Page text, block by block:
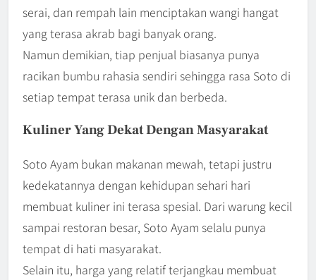
serai, dan rempah lain menciptakan wangi hangat
yang terasa akrab bagi banyak orang.
Namun demikian, tiap penjual biasanya punya
racikan bumbu rahasia sendiri sehingga rasa Soto di
setiap tempat terasa unik dan berbeda.
Kuliner Yang Dekat Dengan Masyarakat
Soto Ayam bukan makanan mewah, tetapi justru
kedekatannya dengan kehidupan sehari hari
membuat kuliner ini terasa spesial. Dari warung kecil
sampai restoran besar, Soto Ayam selalu punya
tempat di hati masyarakat.
Selain itu, harga yang relatif terjangkau membuat